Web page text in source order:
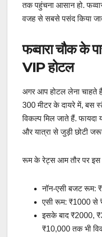
तक पहुंचना आसान हो.
वजह से सबसे पसंद किया
फव्वारा चौक के
VIP होटल
अगर आप होटल लेना चाहते
300 मीटर के दायरे में, बस
विकल्प मिल जाते हैं.
और यात्रा से जुड़ी छोटी
रूम के रेट्स आम तौर पर इस
नॉन-एसी बजट रूम:
एसी रूम: ₹1000
इसके बाद ₹2000,
₹10,000 तक भी